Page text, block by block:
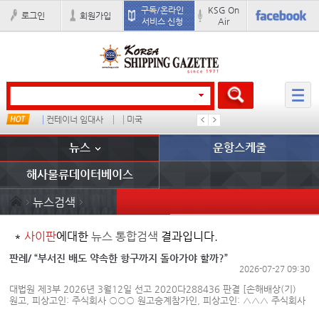
로그인 회원가입
구독/온라인
서비스 신청
KSG On
Air
컨테이너 임대사 미국
뉴스 운항스케줄
해사물류데이터베이스
뉴스검색
* 사이판에대한 뉴스 통합검색 결과입니다.
판례/ “부서진 배도 약속한 항구까지 돌아가야 할까?”
2026-07-27 09:30
대법원 제3부 2026년 3월12일 선고 2020다288436 판결 [손해배상(기)
원고, 피상고인: 주식회사 ○○○ 원고승계참가인, 피상고인: △△△ 주식회사